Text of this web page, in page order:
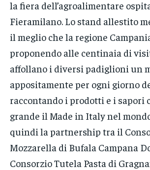
la fiera dell’agroalimentare
Fieramilano. Lo stand allestito
il meglio che la regione
proponendo alle centinaia di
affollano i diversi padiglioni un
appositamente per ogni giorno
raccontando i prodotti e i sapori
grande il Made in Italy nel
quindi la partnership tra il
Mozzarella di Bufala Campana
Consorzio Tutela Pasta di